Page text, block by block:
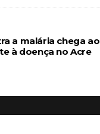
a malária chega ao
à doença no Acre